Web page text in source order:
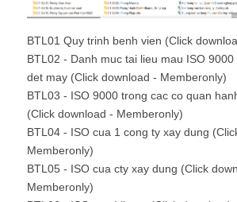
BTL01 Quy trinh benh vien (Click
BTL02 - Danh muc tai lieu mau ISO
det may (Click download - Memberonly)
BTL03 - ISO 9000 trong cac co quan
(Click download - Memberonly)
BTL04 - ISO cua 1 cong ty xay dung
Memberonly)
BTL05 - ISO cua cty xay dung (Click
Memberonly)